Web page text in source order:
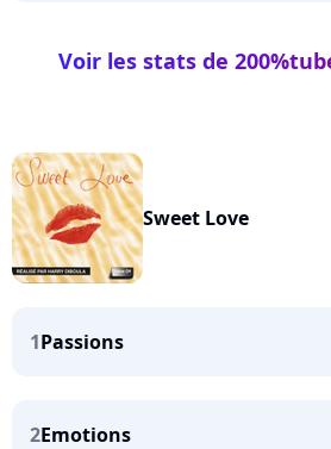
Voir les stats de
Sweet Love
1Passions
2Emotions